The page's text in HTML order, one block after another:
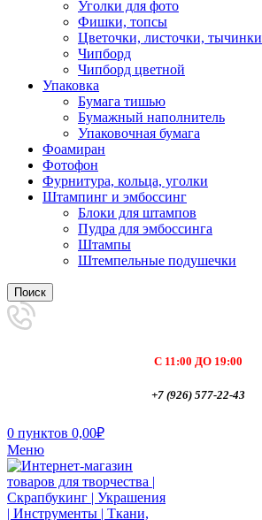
Уголки для фото
Фишки, топсы
Цветочки, листочки, тычинки
Чипборд
Чипборд цветной
Упаковка
Бумага тишью
Бумажный наполнитель
Упаковочная бумага
Фоамиран
Фотофон
Фурнитура, кольца, уголки
Штампинг и эмбоссинг
Блоки для штампов
Пудра для эмбоссинга
Штампы
Штемпельные подушечки
Поиск
С 11:00 ДО 19:00
+7 (926) 577-22-43
0 пунктов 0,00₽
Меню